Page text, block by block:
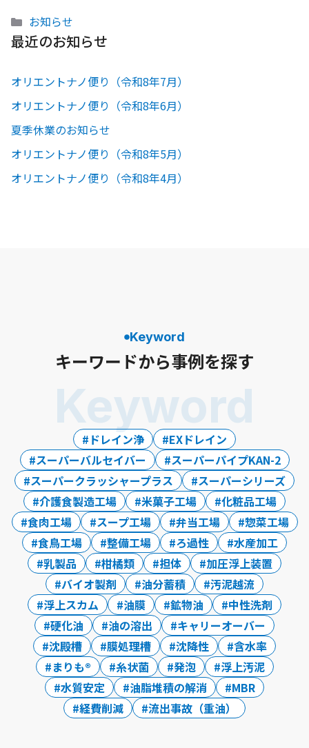
カ
テ
ゴ
ー
お知らせ
最近のお知らせ
オリエントナノ便り（令和8年7月）
オリエントナノ便り（令和8年6月）
夏季休業のお知らせ
オリエントナノ便り（令和8年5月）
オリエントナノ便り（令和8年4月）
Keyword
キーワードから事例を探す
Keyword
ドレイン浄
EXドレイン
スーパーバルセイバー
スーパーパイプKAN-2
スーパークラッシャープラス
スーパーシリーズ
介護食製造工場
米菓子工場
化粧品工場
食肉工場
スープ工場 弁当工場
惣菜工場
食鳥工場
整備工場 ろ過性
水産加工
乳製品
柑橘類 担体
加圧浮上装置
バイオ製剤
油分蓄積
汚泥越流
浮上スカム
油膜 鉱物油
中性洗剤
硬化油
油の溶出
キャリーオーバー
沈殿槽
膜処理槽 沈降性
含水率
まりも®
糸状菌 発泡
浮上汚泥
水質安定
油脂堆積の解消
MBR
経費削減
流出事故（重油）